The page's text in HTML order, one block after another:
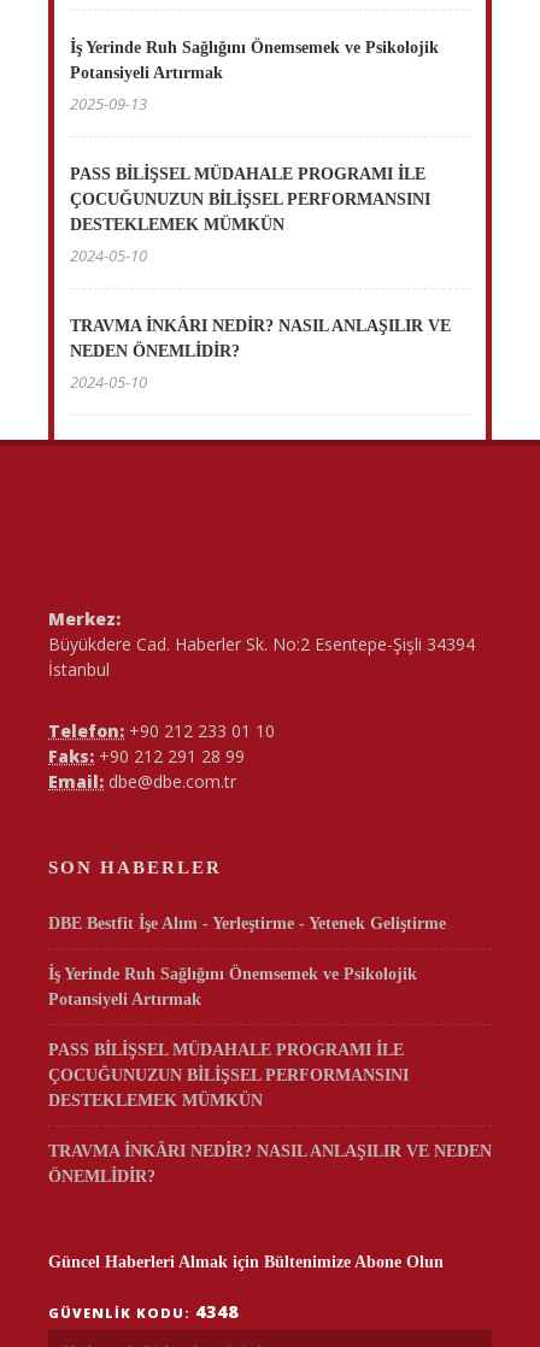
İş Yerinde Ruh Sağlığını Önemsemek ve Psikolojik
Potansiyeli Artırmak
2025-09-13
PASS BİLİŞSEL MÜDAHALE PROGRAMI İLE
ÇOCUĞUNUZUN BİLİŞSEL PERFORMANSINI
DESTEKLEMEK MÜMKÜN
2024-05-10
TRAVMA İNKÂRI NEDİR? NASIL ANLAŞILIR VE
NEDEN ÖNEMLİDİR?
2024-05-10
Merkez:
Büyükdere Cad. Haberler Sk. No:2 Esentepe-Şişli 34394
İstanbul
Telefon: +90 212 233 01 10
Faks: +90 212 291 28 99
Email: dbe@dbe.com.tr
SON HABERLER
DBE Bestfit İşe Alım - Yerleştirme - Yetenek Geliştirme
İş Yerinde Ruh Sağlığını Önemsemek ve Psikolojik
Potansiyeli Artırmak
PASS BİLİŞSEL MÜDAHALE PROGRAMI İLE
ÇOCUĞUNUZUN BİLİŞSEL PERFORMANSINI
DESTEKLEMEK MÜMKÜN
TRAVMA İNKÂRI NEDİR? NASIL ANLAŞILIR VE NEDEN
ÖNEMLİDİR?
Güncel Haberleri Almak için Bültenimize Abone Olun
GÜVENLIK KODU: 4348